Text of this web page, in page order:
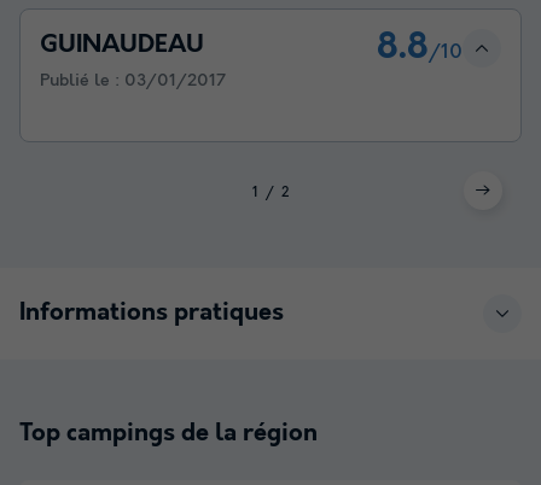
GUINAUDEAU 8.8/10
Publié le : 03/01/2017
1 2
Informations pratiques
Top campings de la région